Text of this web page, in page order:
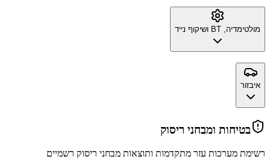
מולטימדיה, BT ושיקוף נייד
איבזור
בטיחות ומבחני ריסוק
רשימת מערכות עזר מתקדמות ותוצאות מבחני ריסוק רשמיים